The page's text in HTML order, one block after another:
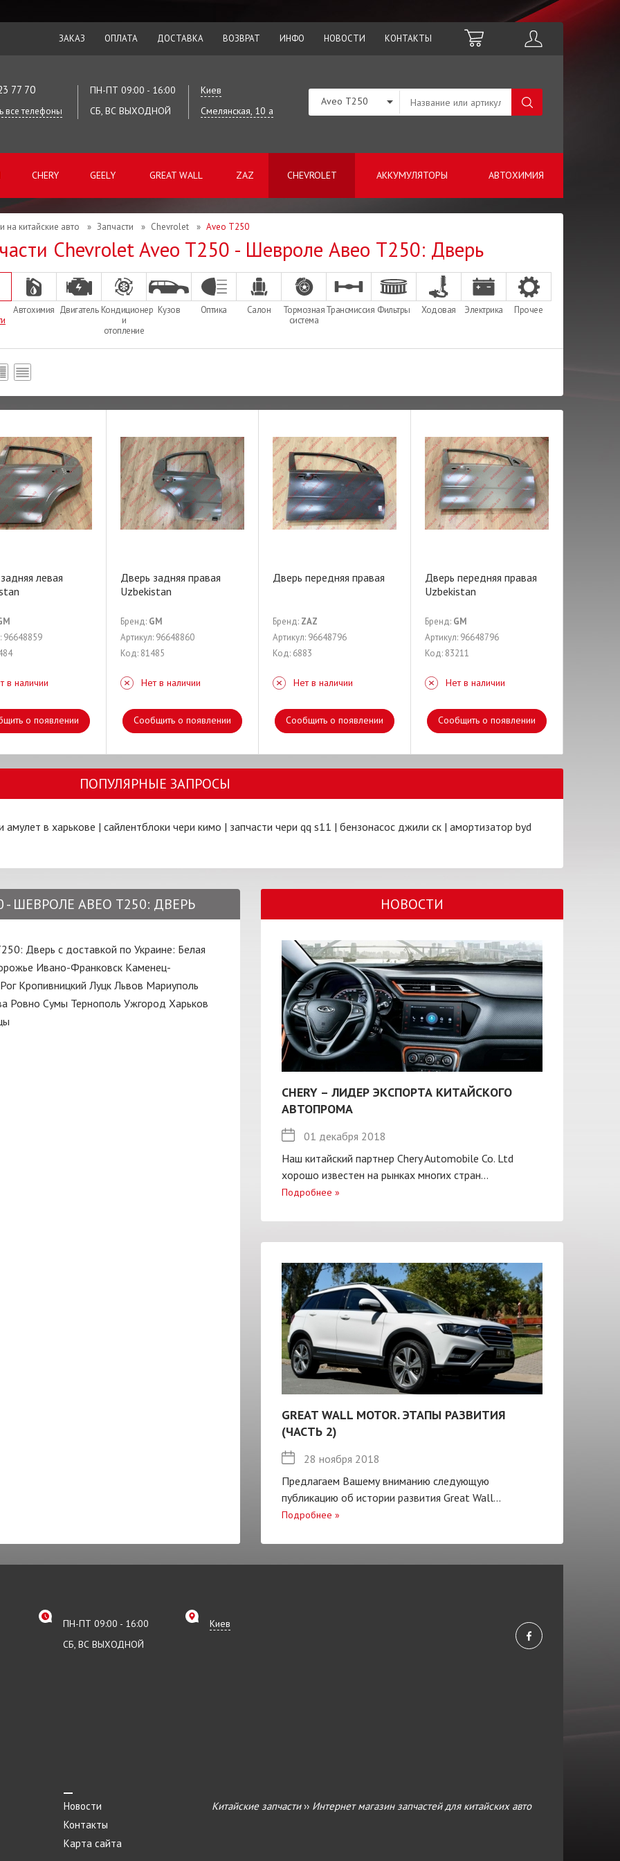
ЗАКАЗ ОПЛАТА ДОСТАВКА ВОЗВРАТ ИНФО НОВОСТИ КОНТАКТЫ
77 70
все телефоны
ПН-ПТ 09:00 - 16:00
СБ, ВС ВЫХОДНОЙ
Киев
Смелянская, 10 а
CHERY GEELY GREAT WALL ZAZ CHEVROLET АККУМУЛЯТОРЫ АВТОХИМИЯ
Aveo T250
на китайские авто » Запчасти » Chevrolet » Aveo T250
Chevrolet Aveo T250 - Шевроле Авео Т250: Дверь
Автохимия Двигатель Кондиционер
и
отопление
Кузов Оптика Салон
Тормозная
система
Трансмиссия Фильтры Ходовая Электрика Прочее
левая
96648859
в наличии
о появлении
Дверь задняя правая
Uzbekistan
Бренд: GM
Артикул: 96648860
Код: 81485
Нет в наличии
Сообщить о появлении
Дверь передняя правая
Бренд: ZAZ
Артикул: 96648796
Код: 6883
Нет в наличии
Сообщить о появлении
Дверь передняя правая
Uzbekistan
Бренд: GM
Артикул: 96648796
Код: 83211
Нет в наличии
Сообщить о появлении
ПОПУЛЯРНЫЕ ЗАПРОСЫ
амулет в харькове | сайлентблоки чери кимо | запчасти чери qq s11 | бензонасос джили ск | амортизатор byd
- ШЕВРОЛЕ АВЕО Т250: ДВЕРЬ
Дверь с доставкой по Украине: Белая
Ивано-Франковск Каменец-
Кропивницкий Луцк Львов Мариуполь
Ровно Сумы Тернополь Ужгород Харьков
НОВОСТИ
CHERY – ЛИДЕР ЭКСПОРТА КИТАЙСКОГО
АВТОПРОМА
01 декабря 2018
Наш китайский партнер Chery Automobile Co. Ltd
хорошо известен на рынках многих стран...
Подробнее »
GREAT WALL MOTOR. ЭТАПЫ РАЗВИТИЯ
(ЧАСТЬ 2)
28 ноября 2018
Предлагаем Вашему вниманию следующую
публикацию об истории развития Great Wall...
Подробнее »
ПН-ПТ 09:00 - 16:00
СБ, ВС ВЫХОДНОЙ
Киев
Новости
Контакты
Карта сайта
Китайские запчасти›› Интернет магазин запчастей для китайских авто